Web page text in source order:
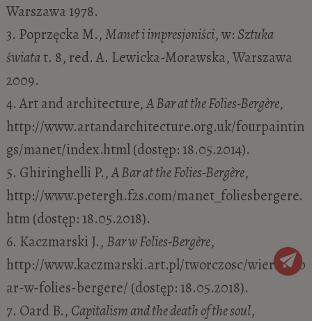
Warszawa 1978.
3. Poprzęcka M.,Manet i impresjoniści, w: Sztuka
światat. 8, red. A. Lewicka-Morawska, Warszawa
2009.
4. Art and architecture,A Bar at the Folies-Bergère,
http://www.artandarchitecture.org.uk/fourpaintin
gs/manet/index.html (dostęp: 18.05.2014).
5. Ghiringhelli P.,A Bar at the Folies-Bergère,
http://www.petergh.f2s.com/manet_foliesbergere.
htm (dostęp: 18.05.2018).
6. Kaczmarski J., Bar w Folies-Bergère,
http://www.kaczmarski.art.pl/tworczosc/wiersze/b
ar-w-folies-bergere/ (dostęp: 18.05.2018).
7. Oard B., Capitalism and the death of the soul,